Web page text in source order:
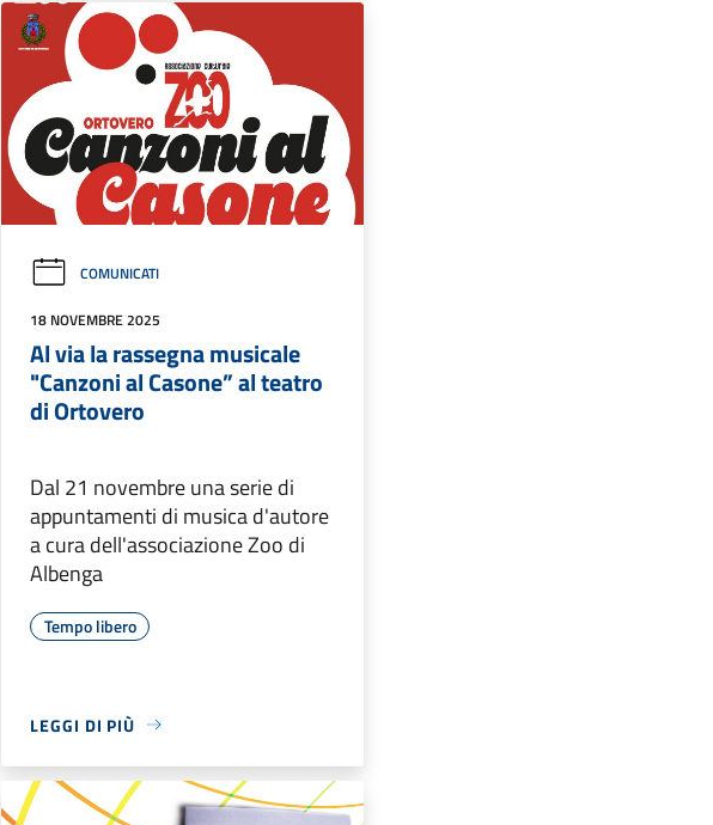
COMUNICATI
18 NOVEMBRE 2025
Al via la rassegna musicale
"Canzoni al Casone” al teatro
di Ortovero
Dal 21 novembre una serie di
appuntamenti di musica d'autore
a cura dell'associazione Zoo di
Albenga
Tempo libero
LEGGI DI PIÙ